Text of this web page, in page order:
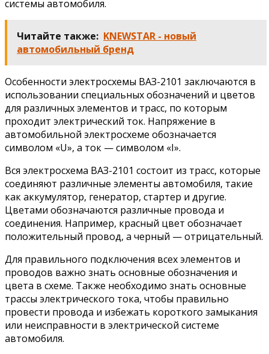
системы автомобиля.
Читайте также: KNEWSTAR - новый
автомобильный бренд
Особенности электросхемы ВАЗ-2101 заключаются в
использовании специальных обозначений и цветов
для различных элементов и трасс, по которым
проходит электрический ток. Напряжение в
автомобильной электросхеме обозначается
символом «U», а ток — символом «I».
Вся электросхема ВАЗ-2101 состоит из трасс, которые
соединяют различные элементы автомобиля, такие
как аккумулятор, генератор, стартер и другие.
Цветами обозначаются различные провода и
соединения. Например, красный цвет обозначает
положительный провод, а черный — отрицательный.
Для правильного подключения всех элементов и
проводов важно знать основные обозначения и
цвета в схеме. Также необходимо знать основные
трассы электрического тока, чтобы правильно
провести провода и избежать короткого замыкания
или неисправности в электрической системе
автомобиля.